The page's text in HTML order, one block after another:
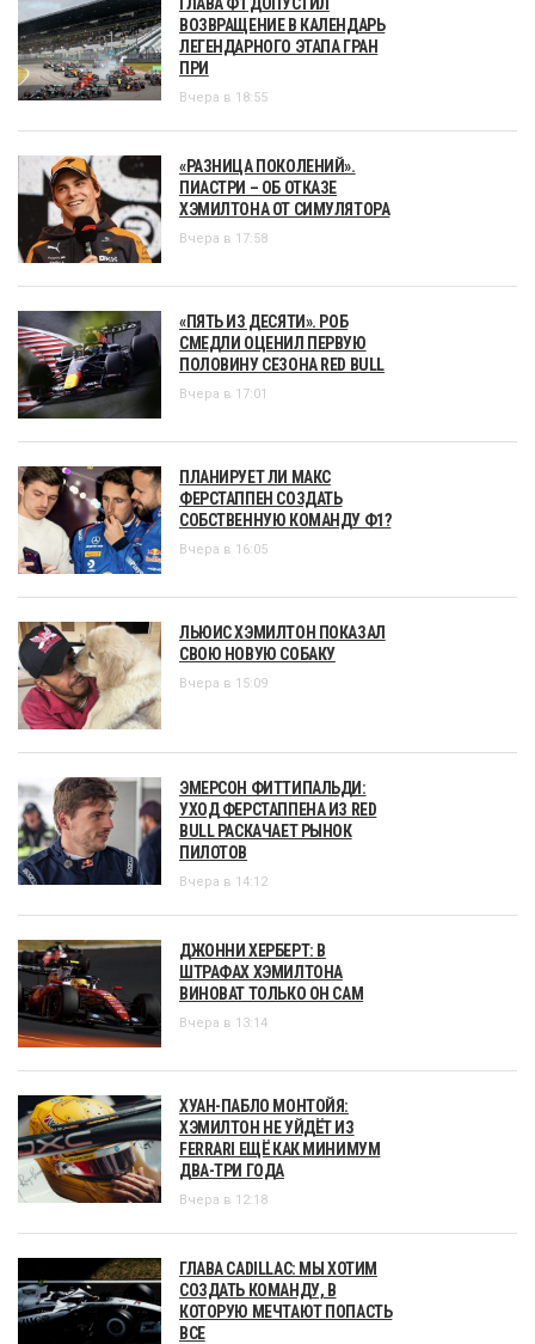
ВОЗВРАЩЕНИЕ В КАЛЕНДАРЬ
ЛЕГЕНДАРНОГО ЭТАПА ГРАН
ПРИ
Вчера в 18:55
«РАЗНИЦА ПОКОЛЕНИЙ».
ПИАСТРИ – ОБ ОТКАЗЕ
ХЭМИЛТОНА ОТ СИМУЛЯТОРА
Вчера в 17:58
«ПЯТЬ ИЗ ДЕСЯТИ». РОБ
СМЕДЛИ ОЦЕНИЛ ПЕРВУЮ
ПОЛОВИНУ СЕЗОНА RED BULL
Вчера в 17:01
ПЛАНИРУЕТ ЛИ МАКС
ФЕРСТАППЕН СОЗДАТЬ
СОБСТВЕННУЮ КОМАНДУ Ф1?
Вчера в 16:05
ЛЬЮИС ХЭМИЛТОН ПОКАЗАЛ
СВОЮ НОВУЮ СОБАКУ
Вчера в 15:09
ЭМЕРСОН ФИТТИПАЛЬДИ:
УХОД ФЕРСТАППЕНА ИЗ RED
BULL РАСКАЧАЕТ РЫНОК
ПИЛОТОВ
Вчера в 14:12
ДЖОННИ ХЕРБЕРТ: В
ШТРАФАХ ХЭМИЛТОНА
ВИНОВАТ ТОЛЬКО ОН САМ
Вчера в 13:14
ХУАН-ПАБЛО МОНТОЙЯ:
ХЭМИЛТОН НЕ УЙДЁТ ИЗ
FERRARI ЕЩЁ КАК МИНИМУМ
ДВА-ТРИ ГОДА
Вчера в 12:18
ГЛАВА CADILLAC: МЫ ХОТИМ
СОЗДАТЬ КОМАНДУ, В
КОТОРУЮ МЕЧТАЮТ ПОПАСТЬ
ВСЕ